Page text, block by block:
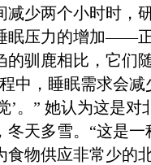
减少两个小时时，
眠压力的增加——
的驯鹿相比，它们
中，睡眠需求会减
’。” 她认为这是对
天多雪。“这是
物供应非常少的